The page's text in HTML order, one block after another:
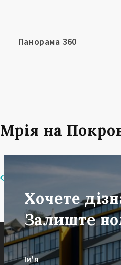
Панорама 360
Мрія на
Хочете
Залиште
Ім'я